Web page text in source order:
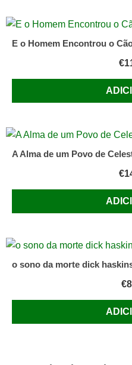
E o Homem Encontrou o
€
A Alma de um Povo de
€
o sono da morte dick
€